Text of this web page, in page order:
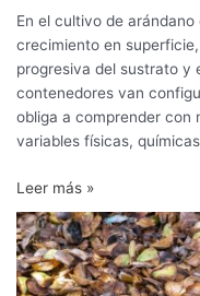
En el cultivo de
crecimiento en
progresiva del sustrato y
contenedores van
obliga a comprender con
variables físicas,
Leer más »
Del
sustrato
importado